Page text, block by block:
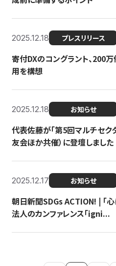
2025.12.18 プレスリリース
寄付DXのコングラント、200
用を構想
2025.12.18 お知らせ
代表佐藤が「第5回マルチセク
友会ほか共催）に登壇しました
2025.12.17 お知らせ
朝日新聞SDGs ACTION! | 「心
法人のカンファレンス「igni...